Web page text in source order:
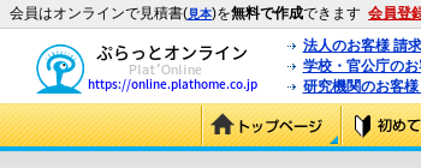
会員はオンラインで見積書(見本)を無料で作成できます 会員登
法人のお客様 請
学校・官公庁の
研究機関のお客